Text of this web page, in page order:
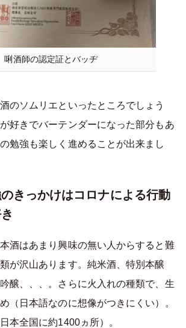
唎酒師の認定証とバッヂ
のソムリエといったところでしょう
好きでバーテンダーになった部分もあ
勉強も楽しく進めることが出来まし
きっかけはコロナによる行動
酒はあまり興味の無い人からすると難
が沢山あります。純米酒、特別本醸
醸、、、。さらに火入れの種類で、生
（日本語なのに想像がつきにくい）。
本全国に約1400ヵ所）。